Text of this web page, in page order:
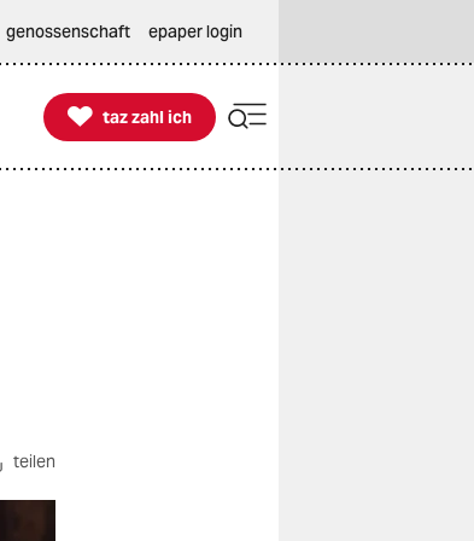
genossenschaft epaper login

taz zahl ich
taz zahl ich
teilen